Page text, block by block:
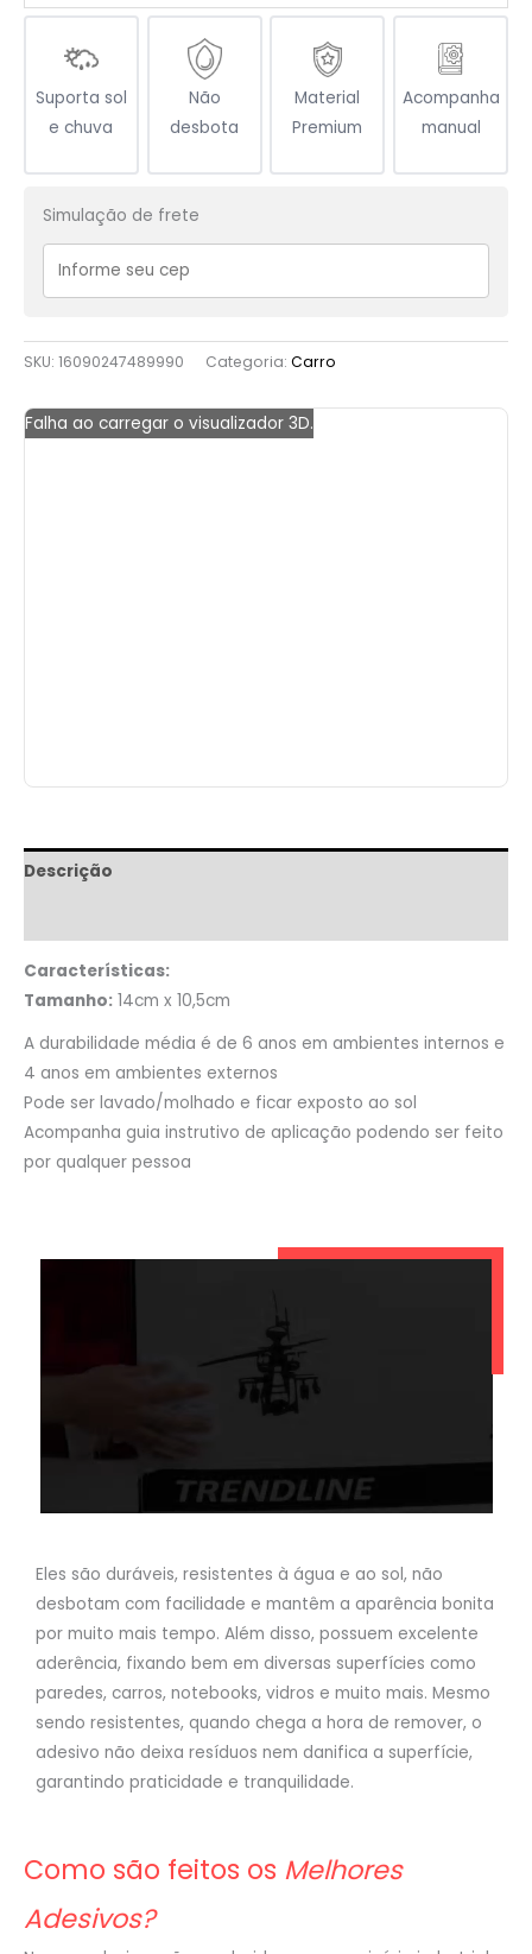
Suporta sol
e chuva
Não
desbota
Material
Premium
Acompanha
manual
Simulação de frete
SKU: 16090247489990 Categoria: Carro
Falha ao carregar o visualizador 3D.
Descrição
Características:
Tamanho: 14cm x 10,5cm
A durabilidade média é de 6 anos em ambientes internos e
4 anos em ambientes externos
Pode ser lavado/molhado e ficar exposto ao sol
Acompanha guia instrutivo de aplicação podendo ser feito
por qualquer pessoa
Eles são duráveis, resistentes à água e ao sol, não
desbotam com facilidade e mantêm a aparência bonita
por muito mais tempo. Além disso, possuem excelente
aderência, fixando bem em diversas superfícies como
paredes, carros, notebooks, vidros e muito mais. Mesmo
sendo resistentes, quando chega a hora de remover, o
adesivo não deixa resíduos nem danifica a superfície,
garantindo praticidade e tranquilidade.
Como são feitos os Melhores
Adesivos?